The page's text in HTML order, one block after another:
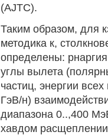
(AJTC).
Таким образом, для
методика к,
определены:
углы вылета
частиц, энергии
ГэВ/н)
диапазона 0..,400
хавдом